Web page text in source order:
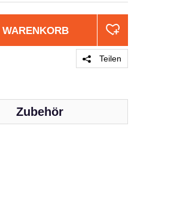
WARENKORB
Teilen
Zubehör